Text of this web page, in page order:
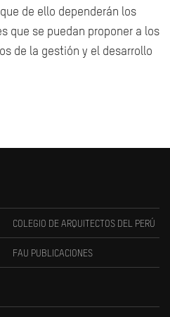
de ello dependerán los
que se puedan proponer a los
de la gestión y el desarrollo
COLEGIO DE ARQUITECTOS DEL PERÚ
FAU PUBLICACIONES